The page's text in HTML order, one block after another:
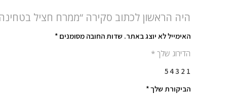
היה הראשון לכתוב סקירה “ממרח חציל בטחינה-250
האימייל לא יוצג באתר. שדות החובה מסומנים *
הדירוג שלך *
1
2
3
4
5
הביקורת שלך*